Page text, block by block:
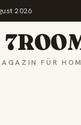
2026
FÜR